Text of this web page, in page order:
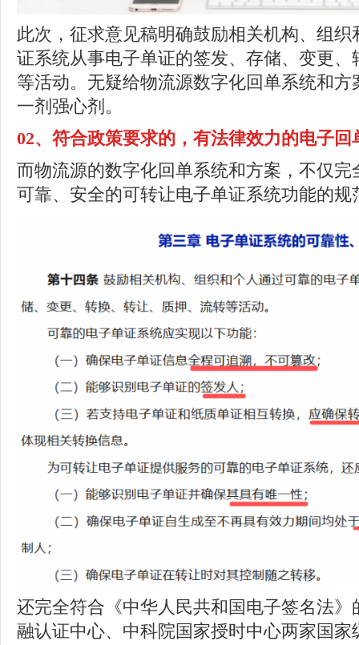
此次，征求意见稿明确鼓励相关机构、组
证系统从事电子单证的签发、存储、变更
等活动。无疑给物流源数字化回单系统和
一剂强心剂。
02、 符合政策要求的，有法律效力的电子回
而物流源的数字化回单系统和方案，不仅
可靠、安全的可转让电子单证系统功能的规
还完全符合《中华人民共和国电子签名法
融认证中心、中科院国家授时中心两家国